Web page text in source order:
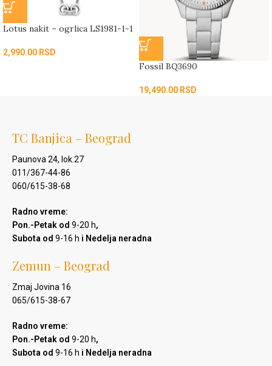
Lotus nakit – ogrlica LS1981-1-1
2,990.00 RSD
Fossil BQ3690
19,490.00 RSD
TC Banjica – Beograd
Paunova 24, lok.27
011/367-44-86
060/615-38-68
Radno vreme:
Pon.-Petak od 9-20 h,
Subota od 9-16 h i Nedelja neradna
Zemun – Beograd
Zmaj Jovina 16
065/615-38-67
Radno vreme:
Pon.-Petak od 9-20 h,
Subota od 9-16 h i Nedelja neradna